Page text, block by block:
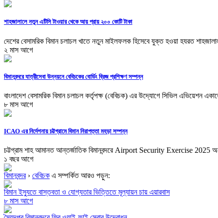
শাহজালালে নতুন এটিসি টাওয়ার থেকে আয় প্রায় ২০০ কোটি টাকা
দেশের বেসামরিক বিমান চলাচল খাতে নতুন মাইলফলক হিসেবে যুক্ত হওয়া হযরত
২ মাস আগে
বিমানবন্দরে যাত্রীসেবা উন্নয়নে বেবিচকের বোর্ডিং ব্রিজ প্রশিক্ষণ সম্পন্ন
বাংলাদেশ বেসামরিক বিমান চলাচল কর্তৃপক্ষ (বেবিচক) এর উদ্যোগে সিভিল এভিয়েশন
৮ মাস আগে
ICAO এর নির্দেশনায় চট্টগ্রামে বিমান নিরাপত্তা মহড়া সম্পন্ন
চট্টগ্রাম শাহ আমানত আন্তর্জাতিক বিমানবন্দরে Airport Security Exercise 2025
১ বছর আগে
বিমানবন্দর› বেবিচক এ সম্পর্কিত আরও পড়ুন:
বিমান ইস্যুতে বাস্তবতা ও যোগ্যতার ভিত্তিতে মূল্যায়ন চায় এয়ারবাস
৮ মাস আগে